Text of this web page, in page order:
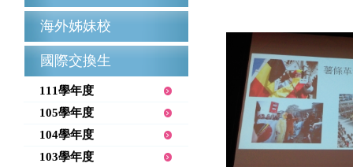
海外姊妹校
國際交換生
111學年度
105學年度
104學年度
103學年度